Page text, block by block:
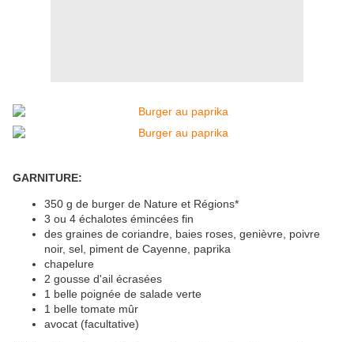
GARNITURE:
350 g de burger de Nature et Régions*
3 ou 4 échalotes émincées fin
des graines de coriandre, baies roses, genièvre, poivre
noir, sel, piment de Cayenne, paprika
chapelure
2 gousse d'ail écrasées
1 belle poignée de salade verte
1 belle tomate mûr
avocat (facultative)